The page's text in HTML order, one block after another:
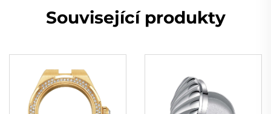
Související produkty